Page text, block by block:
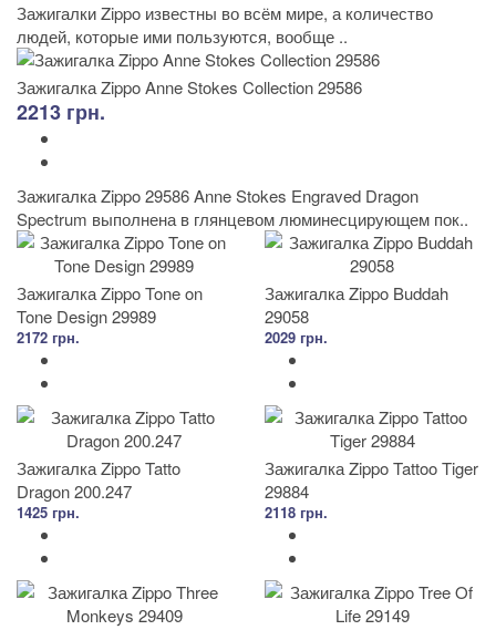
Зажигалки Zippo известны во всём мире, а количество
людей, которые ими пользуются, вообще ..
Зажигалка Zippo Anne Stokes Collection 29586
2213 грн.
Зажигалка Zippo 29586 Anne Stokes Engraved Dragon
Spectrum выполнена в глянцевом люминесцирующем пок..
Зажигалка Zippo Tone on
Tone Design 29989
2172 грн.
Зажигалка Zippo Buddah
29058
2029 грн.
Зажигалка Zippo Tatto
Dragon 200.247
1425 грн.
Зажигалка Zippo Tattoo Tiger
29884
2118 грн.